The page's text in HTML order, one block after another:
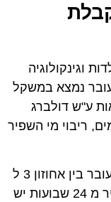
וגינקולוגיה
נמצא במשקל
טבלאות ע"ש דולברג
ריבוי מי השפיר
במידה והעובר מתחת לאחוזון 3 ו/או העובר בין אחוזון 3 ל
9 ונמצא מום/ריבוי מי שפיר/העובר צעיר מ 24 שבועות יש